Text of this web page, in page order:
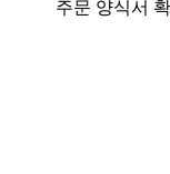
주문 양식서